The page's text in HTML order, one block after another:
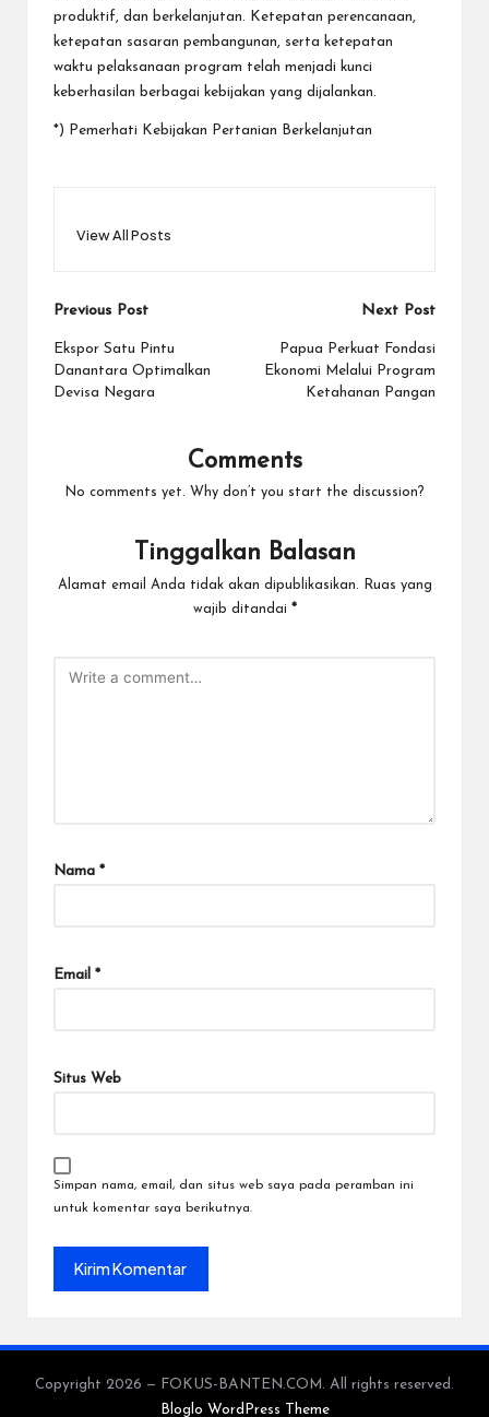
produktif, dan berkelanjutan. Ketepatan perencanaan,
ketepatan sasaran pembangunan, serta ketepatan
waktu pelaksanaan program telah menjadi kunci
keberhasilan berbagai kebijakan yang dijalankan.
*) Pemerhati Kebijakan Pertanian Berkelanjutan
View All Posts
Post
navigation
Previous Post
Ekspor Satu Pintu
Danantara Optimalkan
Devisa Negara
Next Post
Papua Perkuat Fondasi
Ekonomi Melalui Program
Ketahanan Pangan
Comments
No comments yet. Why don’t you start the discussion?
Tinggalkan Balasan
Alamat email Anda tidak akan dipublikasikan.
Ruas yang
wajib ditandai *
Nama *
Email *
Situs Web
Simpan nama, email, dan situs web saya pada peramban ini
untuk komentar saya berikutnya.
Copyright 2026 — FOKUS-BANTEN.COM. All rights reserved.
Bloglo WordPress Theme